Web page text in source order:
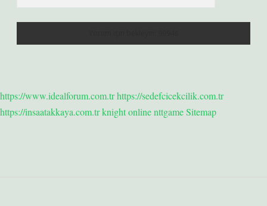
https://www.idealforum.com.trhttps://sedefcicekcilik.com.tr
https://insaatakkaya.com.trknight onlinenttgameSitemap